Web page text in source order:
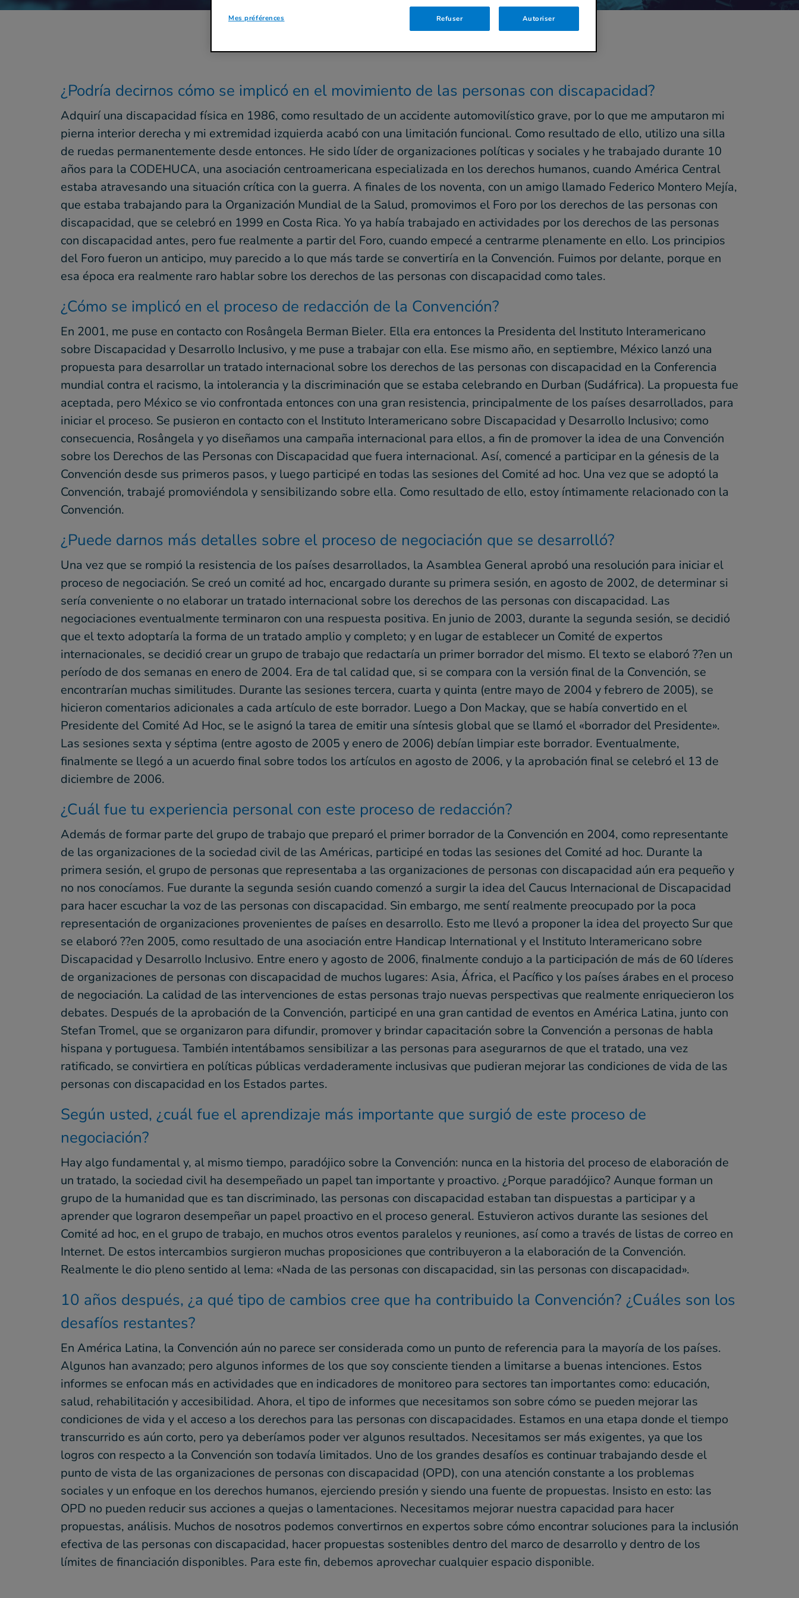
¿Podría decirnos cómo se implicó en el movimiento de las personas con discapacidad?
Adquirí una discapacidad física en 1986, como resultado de un accidente automovilístico grave, por lo que me amputaron mi
pierna interior derecha y mi extremidad izquierda acabó con una limitación funcional. Como resultado de ello, utilizo una silla
de ruedas permanentemente desde entonces. He sido líder de organizaciones políticas y sociales y he trabajado durante 10
años para la CODEHUCA, una asociación centroamericana especializada en los derechos humanos, cuando América Central
estaba atravesando una situación crítica con la guerra. A finales de los noventa, con un amigo llamado Federico Montero Mejía,
que estaba trabajando para la Organización Mundial de la Salud, promovimos el Foro por los derechos de las personas con
discapacidad, que se celebró en 1999 en Costa Rica. Yo ya había trabajado en actividades por los derechos de las personas
con discapacidad antes, pero fue realmente a partir del Foro, cuando empecé a centrarme plenamente en ello. Los principios
del Foro fueron un anticipo, muy parecido a lo que más tarde se convertiría en la Convención. Fuimos por delante, porque en
esa época era realmente raro hablar sobre los derechos de las personas con discapacidad como tales.
¿Cómo se implicó en el proceso de redacción de la Convención?
En 2001, me puse en contacto con Rosângela Berman Bieler. Ella era entonces la Presidenta del Instituto Interamericano
sobre Discapacidad y Desarrollo Inclusivo, y me puse a trabajar con ella. Ese mismo año, en septiembre, México lanzó una
propuesta para desarrollar un tratado internacional sobre los derechos de las personas con discapacidad en la Conferencia
mundial contra el racismo, la intolerancia y la discriminación que se estaba celebrando en Durban (Sudáfrica). La propuesta fue
aceptada, pero México se vio confrontada entonces con una gran resistencia, principalmente de los países desarrollados, para
iniciar el proceso. Se pusieron en contacto con el Instituto Interamericano sobre Discapacidad y Desarrollo Inclusivo; como
consecuencia, Rosângela y yo diseñamos una campaña internacional para ellos, a fin de promover la idea de una Convención
sobre los Derechos de las Personas con Discapacidad que fuera internacional. Así, comencé a participar en la génesis de la
Convención desde sus primeros pasos, y luego participé en todas las sesiones del Comité ad hoc. Una vez que se adoptó la
Convención, trabajé promoviéndola y sensibilizando sobre ella. Como resultado de ello, estoy íntimamente relacionado con la
Convención.
¿Puede darnos más detalles sobre el proceso de negociación que se desarrolló?
Una vez que se rompió la resistencia de los países desarrollados, la Asamblea General aprobó una resolución para iniciar el
proceso de negociación. Se creó un comité ad hoc, encargado durante su primera sesión, en agosto de 2002, de determinar si
sería conveniente o no elaborar un tratado internacional sobre los derechos de las personas con discapacidad. Las
negociaciones eventualmente terminaron con una respuesta positiva. En junio de 2003, durante la segunda sesión, se decidió
que el texto adoptaría la forma de un tratado amplio y completo; y en lugar de establecer un Comité de expertos
internacionales, se decidió crear un grupo de trabajo que redactaría un primer borrador del mismo. El texto se elaboró ??en un
período de dos semanas en enero de 2004. Era de tal calidad que, si se compara con la versión final de la Convención, se
encontrarían muchas similitudes. Durante las sesiones tercera, cuarta y quinta (entre mayo de 2004 y febrero de 2005), se
hicieron comentarios adicionales a cada artículo de este borrador. Luego a Don Mackay, que se había convertido en el
Presidente del Comité Ad Hoc, se le asignó la tarea de emitir una síntesis global que se llamó el «borrador del Presidente».
Las sesiones sexta y séptima (entre agosto de 2005 y enero de 2006) debían limpiar este borrador. Eventualmente,
finalmente se llegó a un acuerdo final sobre todos los artículos en agosto de 2006, y la aprobación final se celebró el 13 de
diciembre de 2006.
¿Cuál fue tu experiencia personal con este proceso de redacción?
Además de formar parte del grupo de trabajo que preparó el primer borrador de la Convención en 2004, como representante
de las organizaciones de la sociedad civil de las Américas, participé en todas las sesiones del Comité ad hoc. Durante la
primera sesión, el grupo de personas que representaba a las organizaciones de personas con discapacidad aún era pequeño y
no nos conocíamos. Fue durante la segunda sesión cuando comenzó a surgir la idea del Caucus Internacional de Discapacidad
para hacer escuchar la voz de las personas con discapacidad. Sin embargo, me sentí realmente preocupado por la poca
representación de organizaciones provenientes de países en desarrollo. Esto me llevó a proponer la idea del proyecto Sur que
se elaboró ??en 2005, como resultado de una asociación entre Handicap International y el Instituto Interamericano sobre
Discapacidad y Desarrollo Inclusivo. Entre enero y agosto de 2006, finalmente condujo a la participación de más de 60 líderes
de organizaciones de personas con discapacidad de muchos lugares: Asia, África, el Pacífico y los países árabes en el proceso
de negociación. La calidad de las intervenciones de estas personas trajo nuevas perspectivas que realmente enriquecieron los
debates. Después de la aprobación de la Convención, participé en una gran cantidad de eventos en América Latina, junto con
Stefan Tromel, que se organizaron para difundir, promover y brindar capacitación sobre la Convención a personas de habla
hispana y portuguesa. También intentábamos sensibilizar a las personas para asegurarnos de que el tratado, una vez
ratificado, se convirtiera en políticas públicas verdaderamente inclusivas que pudieran mejorar las condiciones de vida de las
personas con discapacidad en los Estados partes.
Según usted, ¿cuál fue el aprendizaje más importante que surgió de este proceso de
negociación?
Hay algo fundamental y, al mismo tiempo, paradójico sobre la Convención: nunca en la historia del proceso de elaboración de
un tratado, la sociedad civil ha desempeñado un papel tan importante y proactivo. ¿Porque paradójico? Aunque forman un
grupo de la humanidad que es tan discriminado, las personas con discapacidad estaban tan dispuestas a participar y a
aprender que lograron desempeñar un papel proactivo en el proceso general. Estuvieron activos durante las sesiones del
Comité ad hoc, en el grupo de trabajo, en muchos otros eventos paralelos y reuniones, así como a través de listas de correo en
Internet. De estos intercambios surgieron muchas proposiciones que contribuyeron a la elaboración de la Convención.
Realmente le dio pleno sentido al lema: «Nada de las personas con discapacidad, sin las personas con discapacidad».
10 años después, ¿a qué tipo de cambios cree que ha contribuido la Convención? ¿Cuáles son los
desafíos restantes?
En América Latina, la Convención aún no parece ser considerada como un punto de referencia para la mayoría de los países.
Algunos han avanzado; pero algunos informes de los que soy consciente tienden a limitarse a buenas intenciones. Estos
informes se enfocan más en actividades que en indicadores de monitoreo para sectores tan importantes como: educación,
salud, rehabilitación y accesibilidad. Ahora, el tipo de informes que necesitamos son sobre cómo se pueden mejorar las
condiciones de vida y el acceso a los derechos para las personas con discapacidades. Estamos en una etapa donde el tiempo
transcurrido es aún corto, pero ya deberíamos poder ver algunos resultados. Necesitamos ser más exigentes, ya que los
logros con respecto a la Convención son todavía limitados. Uno de los grandes desafíos es continuar trabajando desde el
punto de vista de las organizaciones de personas con discapacidad (OPD), con una atención constante a los problemas
sociales y un enfoque en los derechos humanos, ejerciendo presión y siendo una fuente de propuestas. Insisto en esto: las
OPD no pueden reducir sus acciones a quejas o lamentaciones. Necesitamos mejorar nuestra capacidad para hacer
propuestas, análisis. Muchos de nosotros podemos convertirnos en expertos sobre cómo encontrar soluciones para la inclusión
efectiva de las personas con discapacidad, hacer propuestas sostenibles dentro del marco de desarrollo y dentro de los
límites de financiación disponibles. Para este fin, debemos aprovechar cualquier espacio disponible.
Refuser Autoriser
Mes préférences